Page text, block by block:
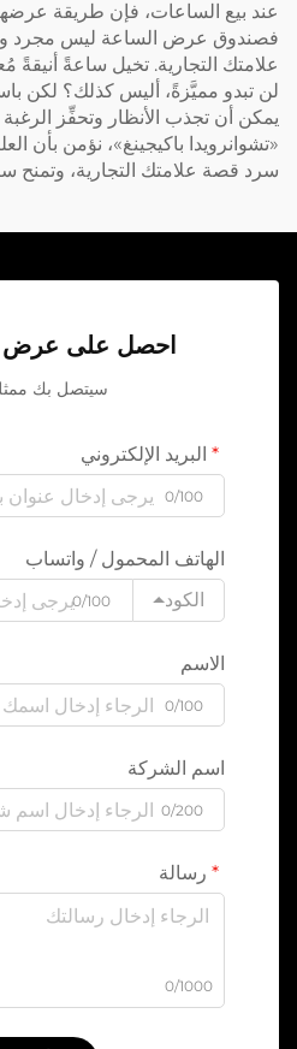
عند بيع الساعات، فإن طريقة
فصندوق عرض الساعة ليس مجرد
علامتك التجارية. تخيل ساعةً
لن تبدو مميَّزةً، أليس كذلك؟ لكن
يمكن أن تجذب الأنظار وتحفِّز
«تشوانرويدا باكيجينغ»، نؤمن بأن
سرد قصة علامتك التجارية، وتمنح
احصل على عرض
سيتصل بك
البريد الإلكتروني
0/100
الهاتف المحمول / واتساب
الكود
0/100
الاسم
0/100
اسم الشركة
0/200
رسالة
0/1000